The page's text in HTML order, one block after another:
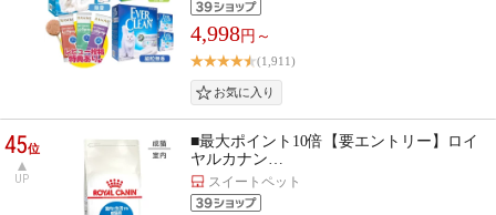
4,998円～
(1,911)
45位
UP
■最大ポイント10倍【要エントリー】ロイ
ヤルカナン…
スイートペット